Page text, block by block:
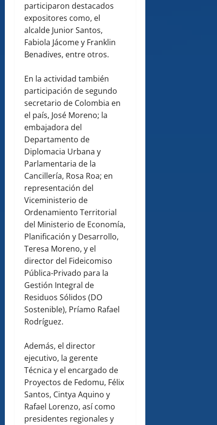
participaron destacados
expositores como, el
alcalde Junior Santos,
Fabiola Jácome y Franklin
Benadives, entre otros.
En la actividad también
participación de segundo
secretario de Colombia en
el país, José Moreno; la
embajadora del
Departamento de
Diplomacia Urbana y
Parlamentaria de la
Cancillería, Rosa Roa; en
representación del
Viceministerio de
Ordenamiento Territorial
del Ministerio de Economía,
Planificación y Desarrollo,
Teresa Moreno, y el
director del Fideicomiso
Pública-Privado para la
Gestión Integral de
Residuos Sólidos (DO
Sostenible), Príamo Rafael
Rodríguez.
Además, el director
ejecutivo, la gerente
Técnica y el encargado de
Proyectos de Fedomu, Félix
Santos, Cintya Aquino y
Rafael Lorenzo, así como
presidentes regionales y